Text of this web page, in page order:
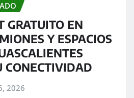
GRATUITO EN
Y ESPACIOS
CONECTIVIDAD
2026